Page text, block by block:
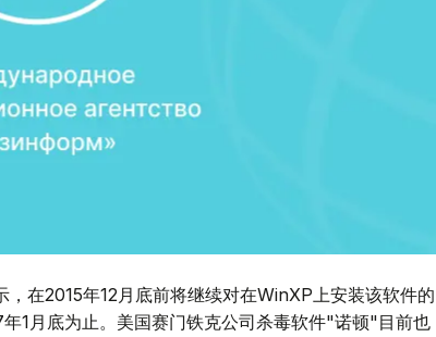
在2015年12月底前将继续对在WinXP上安装该软件的
1月底为止。美国赛门铁克公司杀毒软件"诺顿"目前也